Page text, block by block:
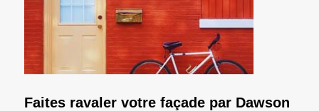
Faites ravaler votre façade par Dawson